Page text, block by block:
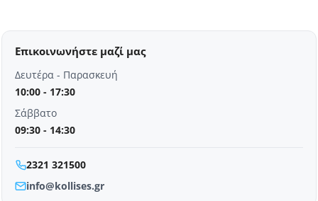
Επικοινωνήστε μαζί μας
Δευτέρα - Παρασκευή
10:00 - 17:30
Σάββατο
09:30 - 14:30
2321 321500
info@kollises.gr